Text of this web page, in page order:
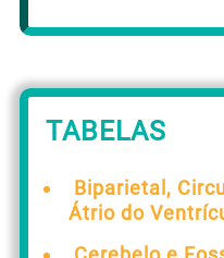
TABELAS
Biparietal,
Átrio do